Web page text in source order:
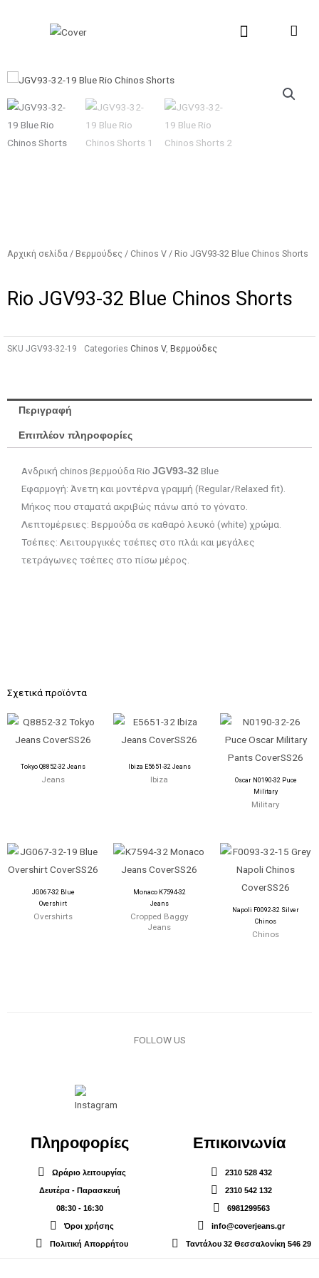
Αρχική σελίδα / Βερμούδες / Chinos V / Rio JGV93-32 Blue Chinos Shorts
Rio JGV93-32 Blue Chinos Shorts
SKU JGV93-32-19 Categories Chinos V, Βερμούδες
Περιγραφή
Επιπλέον πληροφορίες
Ανδρική chinos βερμούδα Rio JGV93-32 Blue
Εφαρμογή: Άνετη και μοντέρνα γραμμή (Regular/Relaxed fit).
Μήκος που σταματά ακριβώς πάνω από το γόνατο.
Λεπτομέρειες: Βερμούδα σε καθαρό λευκό (white) χρώμα.
Τσέπες: Λειτουργικές τσέπες στο πλάι και μεγάλες
τετράγωνες τσέπες στο πίσω μέρος.
Σχετικά προϊόντα
Tokyo Q8852-32 Jeans
Jeans
Ibiza E5651-32 Jeans
Ibiza
Oscar N0190-32 Puce
Military
Military
JG067-32 Blue
Overshirt
Overshirts
Monaco K7594-32
Jeans
Cropped Baggy
Jeans
Napoli F0092-32 Silver
Chinos
Chinos
FOLLOW US
Πληροφορίες
Ωράριο λειτουργίας
Δευτέρα - Παρασκευή
08:30 - 16:30
Όροι χρήσης
Πολιτική Απορρήτου
Επικοινωνία
2310 528 432
2310 542 132
6981299563
info@coverjeans.gr
Ταντάλου 32 Θεσσαλονίκη 546 29